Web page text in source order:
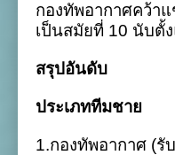
กองทัพอากาศคว้า
เป็นสมัยที่ 10 นับตั้
สรุปอันดับ
ประเภททีมชาย
1.กองทัพอากาศ (รั